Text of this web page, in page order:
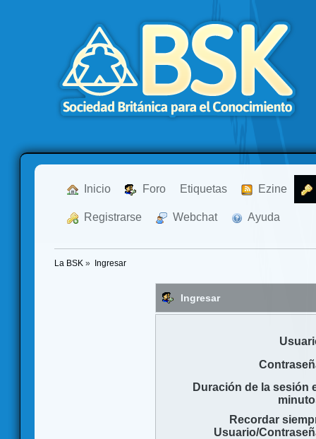
Inicio Foro Etiquetas Ezine
Registrarse Webchat Ayuda
La BSK » Ingresar
Ingresar
Duración de la sesión
Recordar
Usuario/